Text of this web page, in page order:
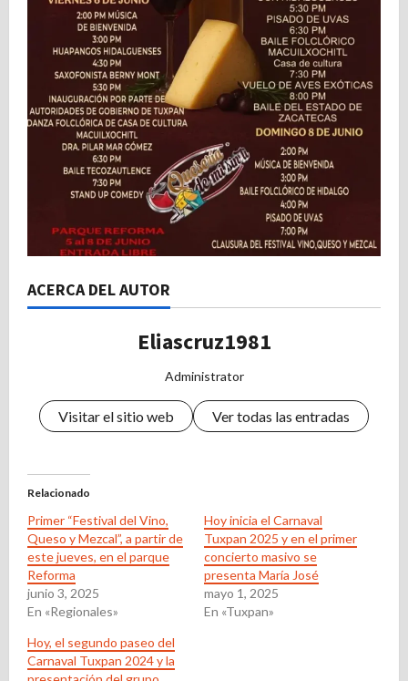
ACERCA DEL AUTOR
Eliascruz1981
Administrator
Visitar el sitio web Ver todas las entradas
Relacionado
Primer “Festival del Vino,
Queso y Mezcal”, a partir de
este jueves, en el parque
Reforma
junio 3, 2025
En «Regionales»
Hoy inicia el Carnaval
Tuxpan 2025 y en el primer
concierto masivo se
presenta María José
mayo 1, 2025
En «Tuxpan»
Hoy, el segundo paseo del
Carnaval Tuxpan 2024 y la